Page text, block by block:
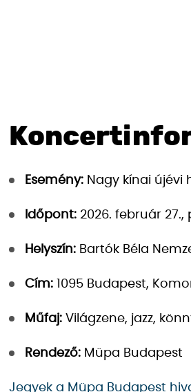
Esemény: Nagy kínai újévi
Időpont: 2026. február 27.,
Helyszín: Bartók Béla
Cím: 1095 Budapest,
Műfaj: Világzene, jazz,
Rendező: Müpa Budapest
Jegyek a Müpa Budapest